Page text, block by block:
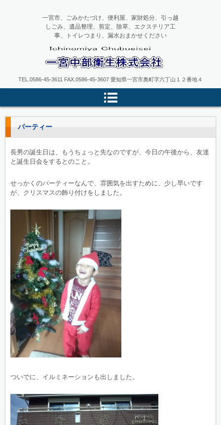
一宮中部衛生
一宮市、ごみかたづけ、便利屋、家財処分、引っ越
しごみ、遺品整理、剪定、除草、エクステリア工
事、トイレつまり、漏水おまかせください
TEL.0586-45-3611 FAX.0586-45-3607 愛知県一宮市奥町字六丁山１２番地４
パーティー
長男の誕生日は、もうちょっと先なのですが、今日の午後から、友達
と誕生日会をするとのこと。
せっかくのパーティーなんで、雰囲気を出すために、少し早いです
が、クリスマスの飾り付けをしました。
ついでに、イルミネーションも出しました。